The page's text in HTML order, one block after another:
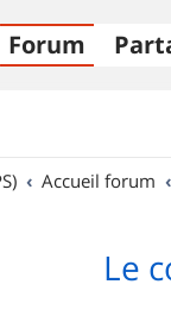
Forum
Accueil forum
Le